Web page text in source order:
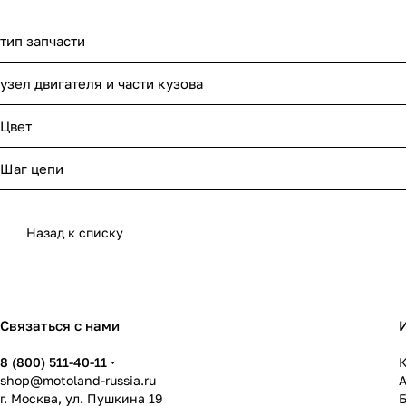
тип запчасти
узел двигателя и части кузова
Цвет
Шаг цепи
Назад к списку
Связаться с нами
8 (800) 511-40-11
shop@motoland-russia.ru
г. Москва, ул. Пушкина 19